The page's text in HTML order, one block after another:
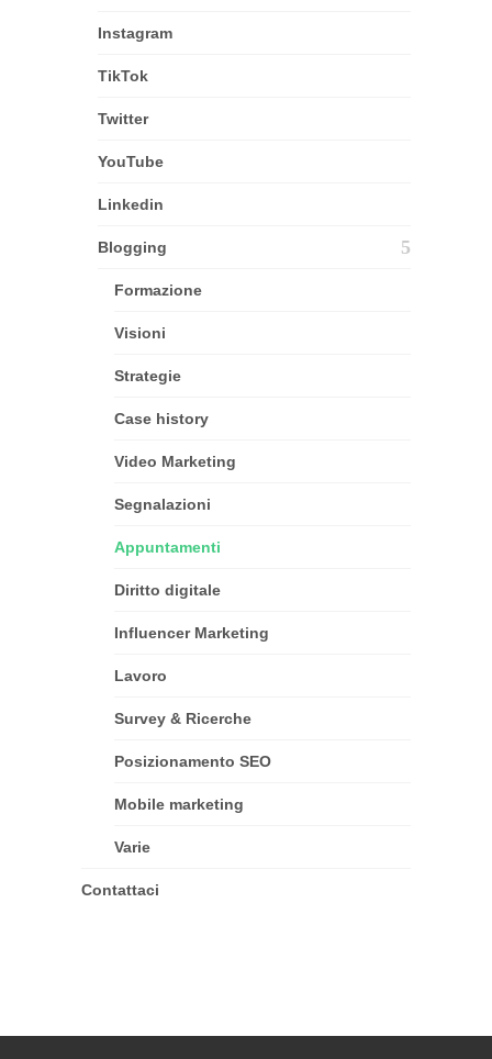
Instagram
TikTok
Twitter
YouTube
Linkedin
Blogging
Formazione
Visioni
Strategie
Case history
Video Marketing
Segnalazioni
Appuntamenti
Diritto digitale
Influencer Marketing
Lavoro
Survey & Ricerche
Posizionamento SEO
Mobile marketing
Varie
Contattaci